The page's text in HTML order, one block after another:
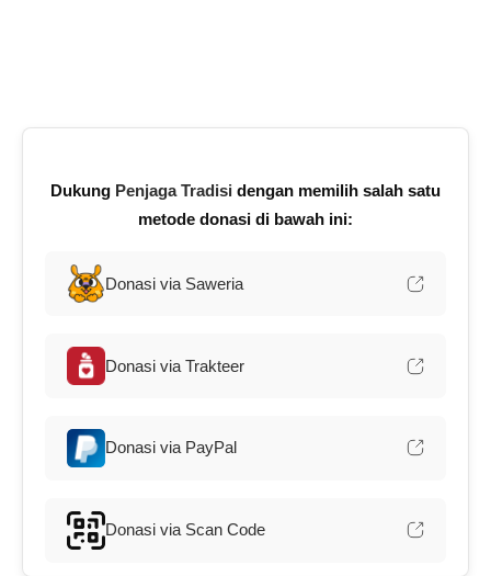
Dukung Penjaga Tradisi dengan memilih salah satu
metode donasi di bawah ini:
Donasi via Saweria
Donasi via Trakteer
Donasi via PayPal
Donasi via Scan Code